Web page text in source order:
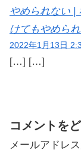
やめられない |
けてもやめら
2022年1月13日
[…] […]
コメントを
メールアドレ